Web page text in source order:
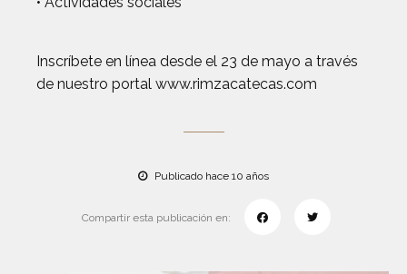
Inscríbete en línea desde el 23 de mayo a través
de nuestro portal www.rimzacatecas.com
Publicado hace 10 años
Compartir esta publicación en: